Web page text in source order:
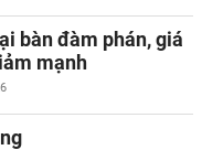
bàn đàm phán, giá
mạnh